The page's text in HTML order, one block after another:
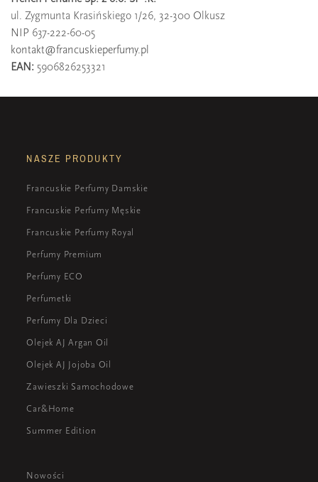
ul. Zygmunta Krasińskiego 1/26, 32-300 Olkusz
NIP 637-222-60-05
kontakt@francuskieperfumy.pl
EAN: 5906826253321
NASZE PRODUKTY
Francuskie Perfumy Damskie
Francuskie Perfumy Męskie
Francuskie Perfumy Royal
Perfumy Premium
Perfumy ECO
Perfumetki
Perfumy Dla Dzieci
Olejek AJ Argan Oil
Olejek AJ Jojoba Oil
Zawieszki Samochodowe
Car&Home
Summer Edition
Nowości